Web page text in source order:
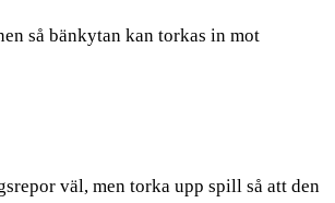
så bänkytan kan torkas in mot
väl, men torka upp spill så att den